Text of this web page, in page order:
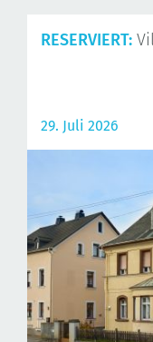
RESERVIERT:
29. Juli 2026